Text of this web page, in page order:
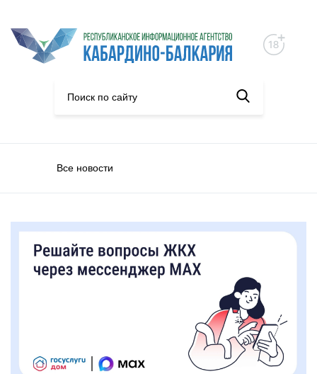
Все новости